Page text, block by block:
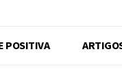
POSITIVA